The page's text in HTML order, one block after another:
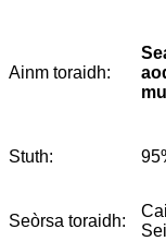
Ainm toraidh:
Stuth:
Seòrsa toraidh: